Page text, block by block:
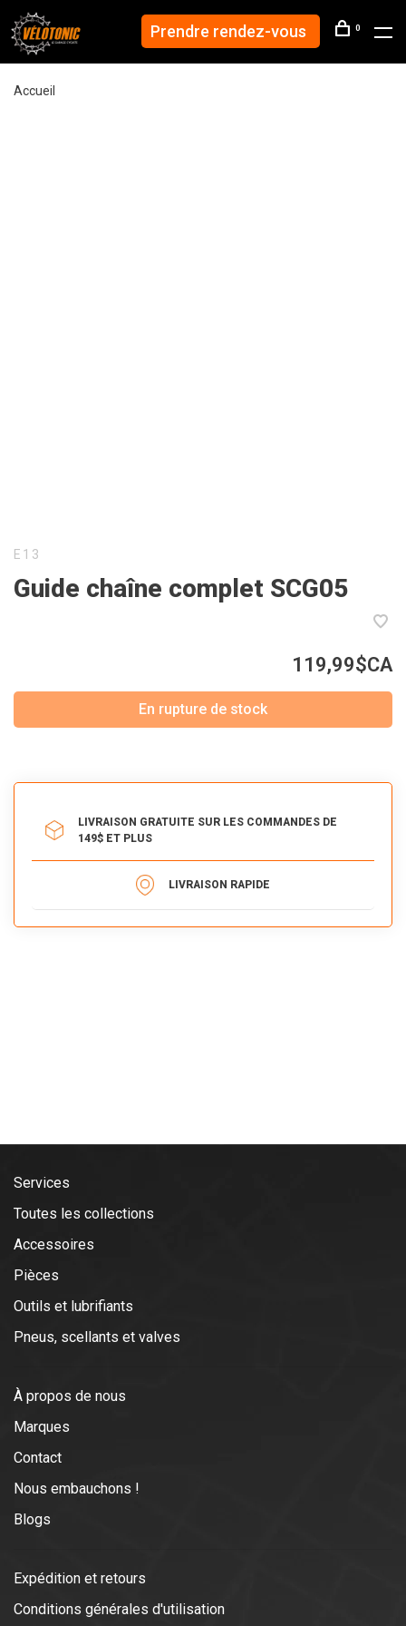
Prendre rendez-vous 0
Accueil
E13
Guide chaîne complet SCG05
119,99$CA
En rupture de stock
LIVRAISON GRATUITE SUR LES COMMANDES DE
149$ ET PLUS
LIVRAISON RAPIDE
Services
Toutes les collections
Accessoires
Pièces
Outils et lubrifiants
Pneus, scellants et valves
À propos de nous
Marques
Contact
Nous embauchons !
Blogs
Expédition et retours
Conditions générales d'utilisation